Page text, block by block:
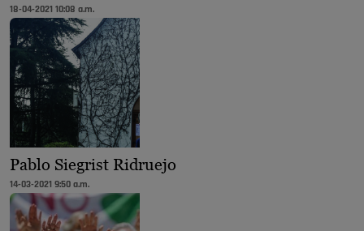
18-04-2021 10:08 a.m.
Pablo Siegrist Ridruejo
14-03-2021 9:50 a.m.